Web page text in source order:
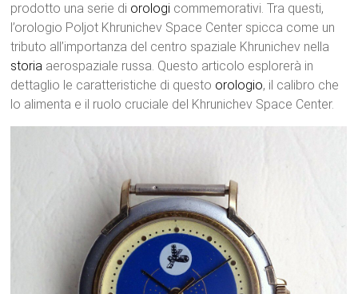
prodotto una serie di orologi commemorativi. Tra questi,
l’orologio Poljot Khrunichev Space Center spicca come un
tributo all’importanza del centro spaziale Khrunichev nella
storia aerospaziale russa. Questo articolo esplorerà in
dettaglio le caratteristiche di questo orologio, il calibro che
lo alimenta e il ruolo cruciale del Khrunichev Space Center.